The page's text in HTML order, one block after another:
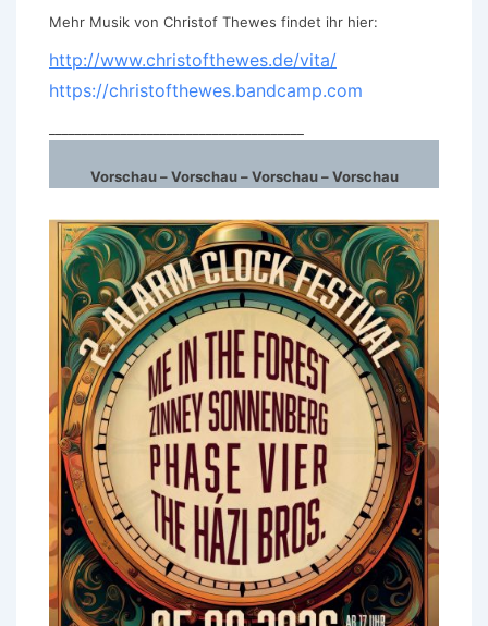
Mehr Musik von Christof Thewes findet ihr hier:
http://www.christofthewes.de/vita/
https://christofthewes.bandcamp.com
Vorschau – Vorschau – Vorschau – Vorschau